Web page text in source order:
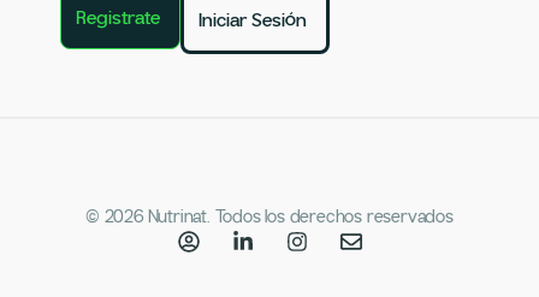
Registrate Iniciar Sesión
© 2026 Nutrinat. Todos los derechos reservados